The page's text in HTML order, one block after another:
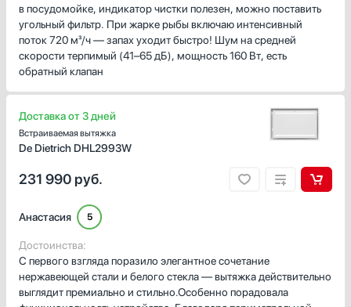
в посудомойке, индикатор чистки полезен, можно поставить
угольный фильтр. При жарке рыбы включаю интенсивный
поток 720 м³/ч — запах уходит быстро! Шум на средней
скорости терпимый (41–65 дБ), мощность 160 Вт, есть
обратный клапан
Доставка от 3 дней
Встраиваемая вытяжка
De Dietrich DHL2993W
231 990 руб.
Анастасия 5
Достоинства:
С первого взгляда поразило элегантное сочетание
нержавеющей стали и белого стекла — вытяжка действительно
выглядит премиально и стильно.Особенно порадовала